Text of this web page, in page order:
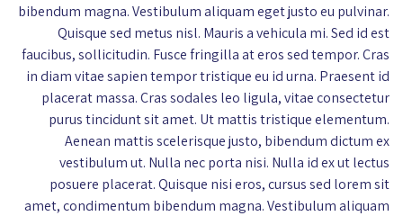
bibendum magna. Vestibulum aliquam eget justo eu pulvinar.
Quisque sed metus nisl. Mauris a vehicula mi. Sed id est
faucibus, sollicitudin. Fusce fringilla at eros sed tempor. Cras
in diam vitae sapien tempor tristique eu id urna. Praesent id
placerat massa. Cras sodales leo ligula, vitae consectetur
purus tincidunt sit amet. Ut mattis tristique elementum.
Aenean mattis scelerisque justo, bibendum dictum ex
vestibulum ut. Nulla nec porta nisi. Nulla id ex ut lectus
posuere placerat. Quisque nisi eros, cursus sed lorem sit
amet, condimentum bibendum magna. Vestibulum aliquam